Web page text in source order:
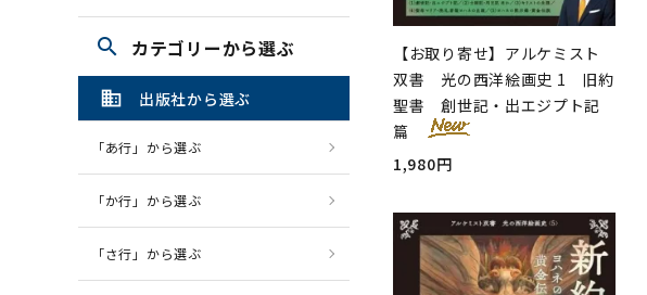
【お取り寄せ】アルケミスト
双書 光の西洋絵画史 1 旧約
聖書 創世記・出エジプト記
篇
1,980円
search カテゴリーから選ぶ
domain 出版社から選ぶ
「あ行」から選ぶ
「か行」から選ぶ
「さ行」から選ぶ